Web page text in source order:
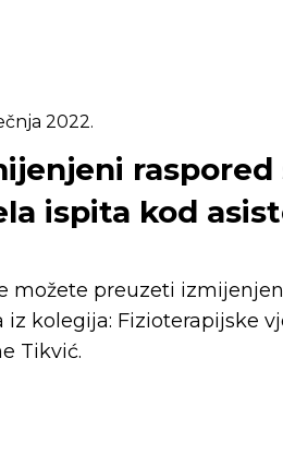
2022.
ispita kod
možete preuzeti
iz kolegija: Fizioterapijske
Tikvić.